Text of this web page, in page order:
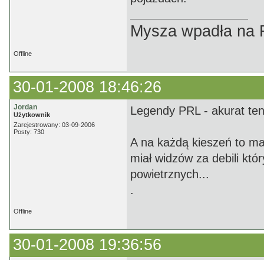
Mysza wpadła na
Offline
30-01-2008 18:46:26
Jordan
Użytkownik
Zarejestrowany: 03-09-2006
Posty: 730
Legendy PRL - akurat
A na każdą kieszeń to
miał widzów za debili
powietrznych...
.
Offline
30-01-2008 19:36:56